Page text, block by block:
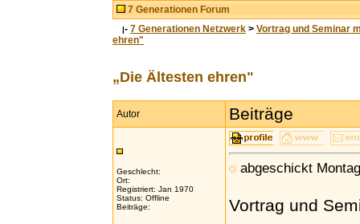
7 Generationen Forum
|- 7 Generationen Netzwerk > Vortrag und Seminar
ehren"
„Die Ältesten ehren"
Autor Beiträge
Geschlecht:
Ort:
Registriert: Jan 1970
Status: Offline
Beiträge:
abgeschickt
Vortrag und